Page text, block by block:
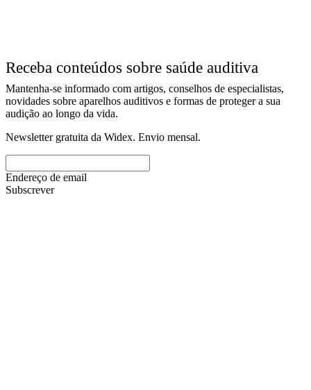
Receba conteúdos sobre saúde auditiva
Mantenha-se informado com artigos, conselhos de especialistas,
novidades sobre aparelhos auditivos e formas de proteger a sua
audição ao longo da vida.
Newsletter gratuita da Widex. Envio mensal.
Endereço de email
Subscrever